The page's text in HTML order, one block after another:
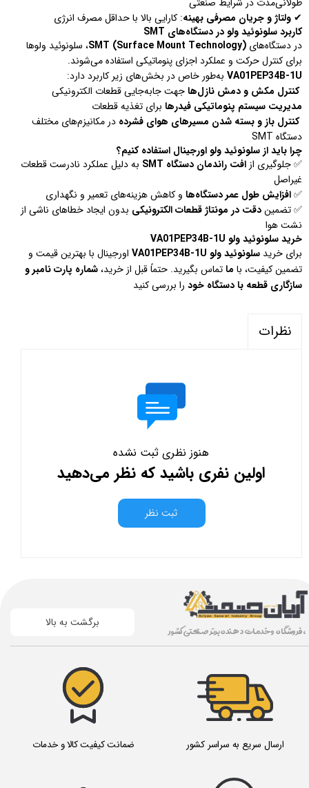
✔ ولتاژ و جریان مصرفی بهینه: کارایی بالا با حداقل مصرف انرژی
کاربرد سلونوئید ولو در دستگاه‌های SMT
در دستگاه‌های SMT (Surface Mount Technology)، سلونوئید ولوها
برای کنترل حرکت و عملکرد اجزای پنوماتیکی استفاده می‌شوند.
VA01PEP34B-1U به‌طور خاص در بخش‌های زیر کاربرد دارد:
کنترل مکش و دمش نازل‌هاجهت جابه‌جایی قطعات الکترونیکی
مدیریت سیستم پنوماتیکی فیدرها برای تغذیه قطعات
کنترل باز و بسته شدن مسیرهای هوای فشرده در مکانیزم‌های مختلف
دستگاه SMT
چرا باید از سلونوئید ولو اورجینال استفاده کنیم؟
✅ جلوگیری از افت راندمان دستگاه SMT
به دلیل عملکرد نادرست قطعات
غیراصل
✅افزایش طول عمر دستگاه‌ها و کاهش هزینه‌های تعمیر و نگهداری
✅ تضمیندقت در مونتاژ قطعات الکترونیکی بدون ایجاد خطاهای ناشی از
نشت هوا
خرید سلونوئید ولو VA01PEP34B-1U
برای خرید سلونوئید ولو VA01PEP34B-1U
اورجینال با بهترین قیمت و
تضمین کیفیت، با ماتماس بگیرید. حتماً قبل از خرید،شماره پارت نامبر و
سازگاری قطعه با دستگاه خود را بررسی کنید
نظرات
هنوز نظری ثبت نشده
اولین نفری باشید که نظر می‌دهید
ثبت نظر
ضمانت کیفیت کالا و خدمات
برگشت به بالا ، فروشگاه و خدمات دهنده برتر صنعتی کشور
ارسال سریع به سراسر کشور